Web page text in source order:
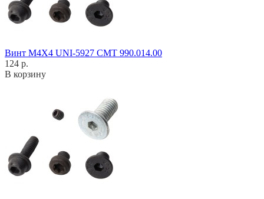
Винт M4X4 UNI-5927 CMT 990.014.00
124 р.
В корзину